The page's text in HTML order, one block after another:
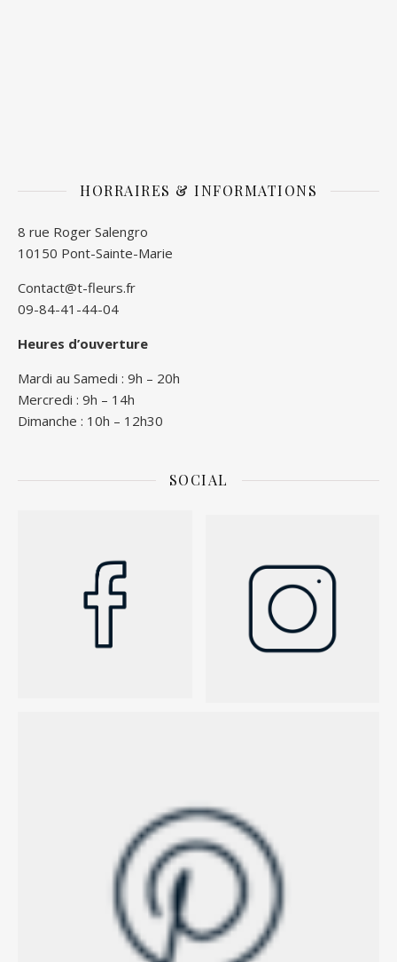
HORRAIRES & INFORMATIONS
8 rue Roger Salengro
10150 Pont-Sainte-Marie
Contact@t-fleurs.fr
09-84-41-44-04
Heures d’ouverture
Mardi au Samedi : 9h – 20h
Mercredi : 9h – 14h
Dimanche : 10h – 12h30
SOCIAL